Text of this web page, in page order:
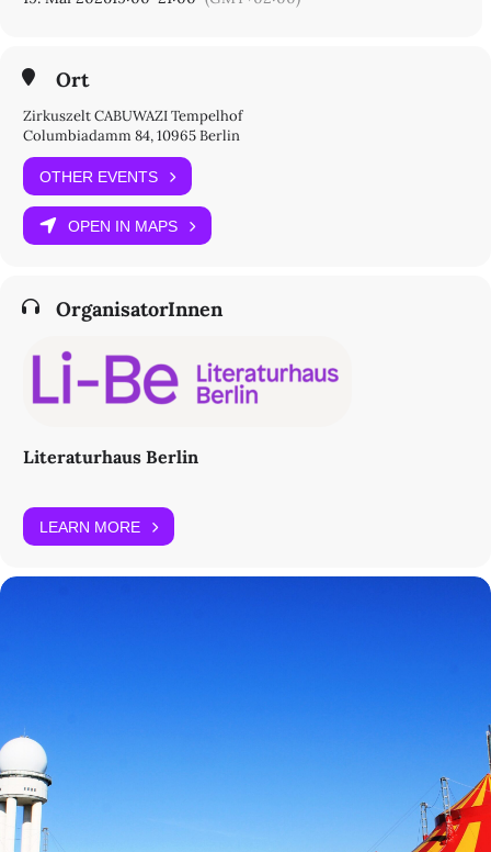
Ort
Zirkuszelt CABUWAZI Tempelhof
Columbiadamm 84, 10965 Berlin
OTHER EVENTS
OPEN IN MAPS
OrganisatorInnen
Literaturhaus Berlin
LEARN MORE